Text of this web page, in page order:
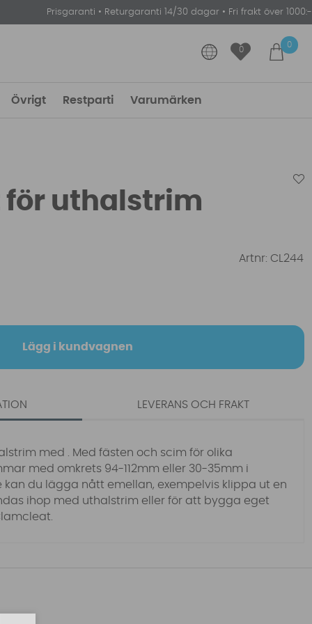
Prisgaranti • Returgaranti 14/30 dagar • Fri frakt över 1000:-
0
0
Övrigt Restparti Varumärken
för uthalstrim
Artnr: CL244
Lägg i kundvagnen
med . Med fästen och scim för olika
med omkrets 94-112mm eller 30-35mm i
kan du lägga nått emellan, exempelvis klippa ut en
ihop med uthalstrim eller för att bygga eget
LEVERANS OCH FRAKT